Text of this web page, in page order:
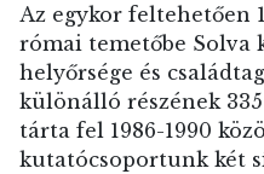
Az egykor feltehetően
római temetőbe Solva
helyőrsége és
különálló részének
tárta fel 1986-1990
kutatócsoportunk két